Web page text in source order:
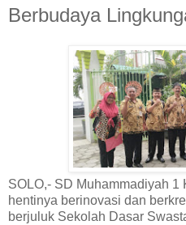
Berbudaya
SOLO,- SD Muhammadiyah 1
hentinya berinovasi dan
berjuluk Sekolah Dasar